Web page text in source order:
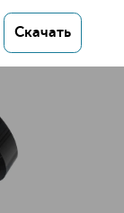
Скачать
в